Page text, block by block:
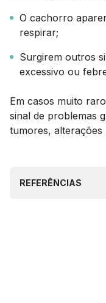
O cachorro
respirar;
Surgirem outros
excessivo ou
Em casos muito
sinal de problemas
tumores, alterações
REFERÊNCIAS